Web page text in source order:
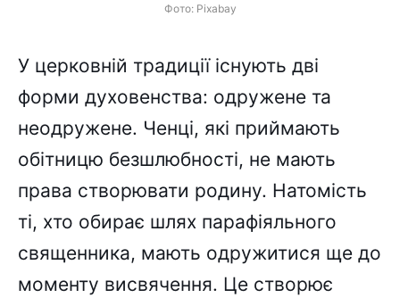
Фото: Pixabay
У церковній традиції існують дві
форми духовенства: одружене та
неодружене. Ченці, які приймають
обітницю безшлюбності, не мають
права створювати родину. Натомість
ті, хто обирає шлях парафіяльного
священника, мають одружитися ще до
моменту висвячення. Це створює